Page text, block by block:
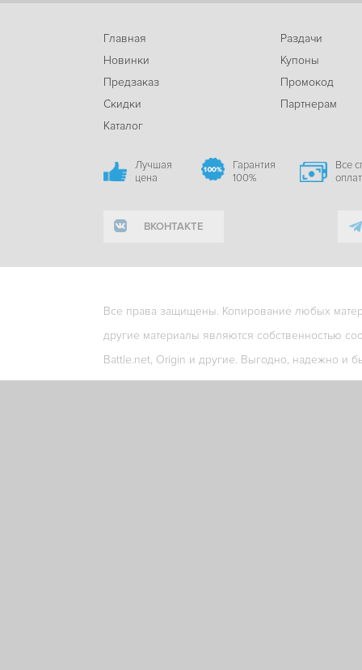
Главная
Новинки
Предзаказ
Скидки
Каталог
Раздачи
Купоны
Промокод
Партнерам
Лучшая
цена
Гарантия
100%
Все
ВКОНТАКТЕ
Все права защищены. Копирование любых
другие материалы являются собственностью
Battle.net, Origin и другие. Выгодно, надежно и